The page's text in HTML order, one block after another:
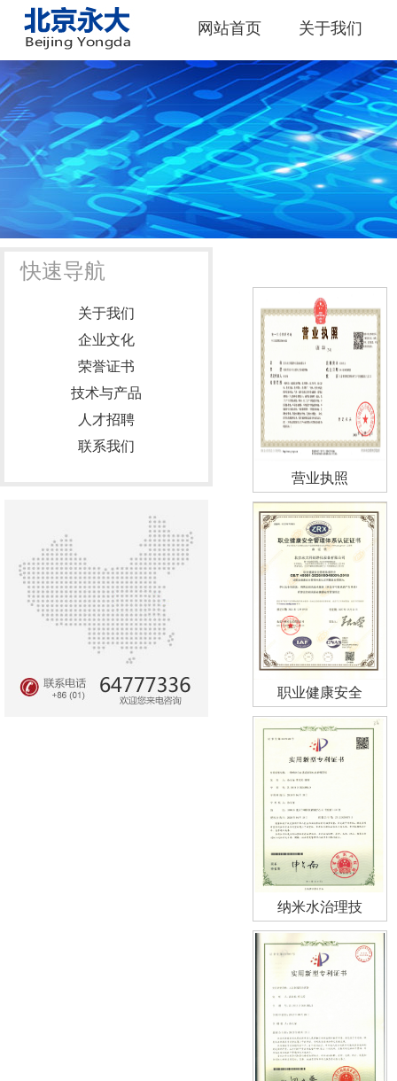
网站首页 关于我们
快速导航
关于我们
企业文化
荣誉证书
技术与产品
人才招聘
联系我们
营业执照
职业健康安全
纳米水治理技